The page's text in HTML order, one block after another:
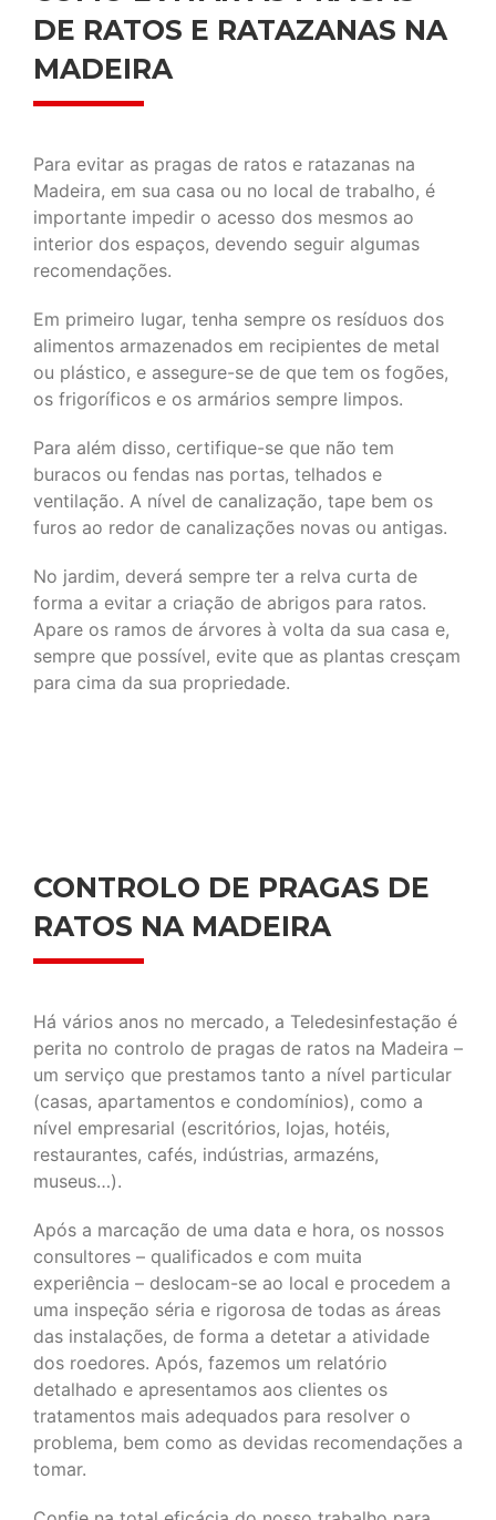
DE RATOS E RATAZANAS NA
MADEIRA
Para evitar as pragas de ratos e ratazanas na
Madeira, em sua casa ou no local de trabalho, é
importante impedir o acesso dos mesmos ao
interior dos espaços, devendo seguir algumas
recomendações.
Em primeiro lugar, tenha sempre os resíduos dos
alimentos armazenados em recipientes de metal
ou plástico, e assegure-se de que tem os fogões,
os frigoríficos e os armários sempre limpos.
Para além disso, certifique-se que não tem
buracos ou fendas nas portas, telhados e
ventilação. A nível de canalização, tape bem os
furos ao redor de canalizações novas ou antigas.
No jardim, deverá sempre ter a relva curta de
forma a evitar a criação de abrigos para ratos.
Apare os ramos de árvores à volta da sua casa e,
sempre que possível, evite que as plantas cresçam
para cima da sua propriedade.
CONTROLO DE PRAGAS DE
RATOS NA MADEIRA
Há vários anos no mercado, a Teledesinfestação é
perita no controlo de pragas de ratos na Madeira –
um serviço que prestamos tanto a nível particular
(casas, apartamentos e condomínios), como a
nível empresarial (escritórios, lojas, hotéis,
restaurantes, cafés, indústrias, armazéns,
museus…).
Após a marcação de uma data e hora, os nossos
consultores – qualificados e com muita
experiência – deslocam-se ao local e procedem a
uma inspeção séria e rigorosa de todas as áreas
das instalações, de forma a detetar a atividade
dos roedores. Após, fazemos um relatório
detalhado e apresentamos aos clientes os
tratamentos mais adequados para resolver o
problema, bem como as devidas recomendações a
tomar.